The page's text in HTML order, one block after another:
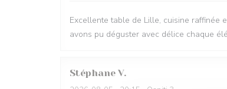
Excellente table de Lille, cuisine raffinée
avons pu déguster avec délice chaque
Stéphane V